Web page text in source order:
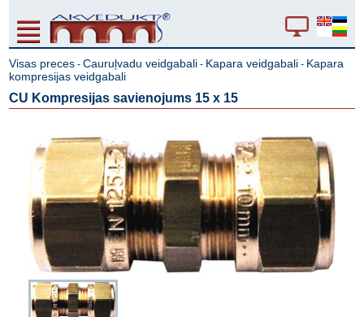
Visas preces -Cauruļvadu veidgabali - Kapara veidgabali - Kapara
kompresijas veidgabali
CU Kompresijas savienojums 15 x 15